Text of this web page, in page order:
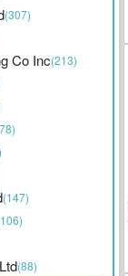
(307)
Co Inc(213)
(147)
(88)